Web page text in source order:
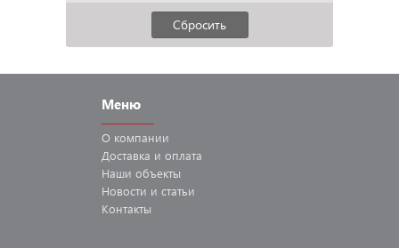
Сбросить
Меню
О компании
Доставка и оплата
Наши объекты
Новости и статьи
Контакты